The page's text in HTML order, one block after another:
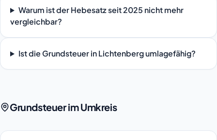
Warum ist der Hebesatz seit 2025 nicht mehr
vergleichbar?
Ist die Grundsteuer in Lichtenberg umlagefähig?
Grundsteuer im Umkreis